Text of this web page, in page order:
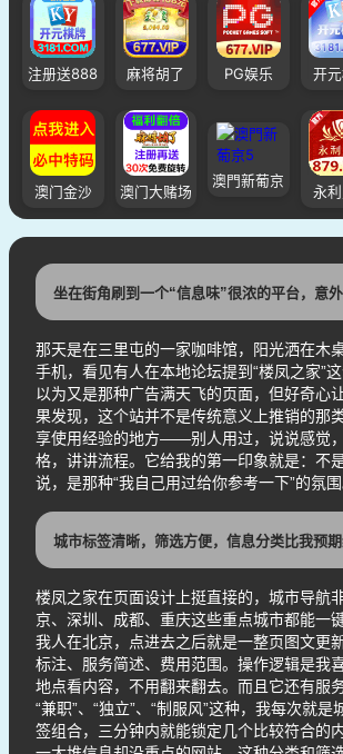
注册送888 麻将胡了 PG娱乐 开
澳门金沙 澳门大赌场
澳門新葡京
永
坐在街角刷到一个“信息味”很浓的平台，意
那天是在三里屯的一家咖啡馆，阳光洒在木
手机，看见有人在本地论坛提到“楼凤之家”
以为又是那种广告满天飞的页面，但好奇心
果发现，这个站并不是传统意义上推销的那
享使用经验的地方——别人用过，说说感觉
格，讲讲流程。它给我的第一印象就是：不
说，是那种“我自己用过给你参考一下”的氛围
城市标签清晰，筛选方便，信息分类比我预
楼凤之家在页面设计上挺直接的，城市导航
京、深圳、成都、重庆这些重点城市都能一
我人在北京，点进去之后就是一整页图文更
标注、服务简述、费用范围。操作逻辑是
地点看内容，不用翻来翻去。而且它还有服
“兼职”、“独立”、“制服风”这种，我每次就
签组合，三分钟内就能锁定几个比较符合的